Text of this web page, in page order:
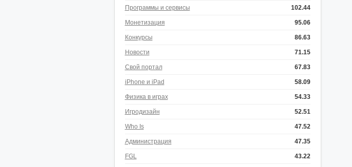
Программы и сервисы 102.44
Монетизация 95.06
Конкурсы 86.63
Новости 71.15
Свой портал 67.83
iPhone и iPad 58.09
Физика в играх 54.33
Игродизайн 52.51
Who Is 47.52
Администрация 47.35
FGL 43.22